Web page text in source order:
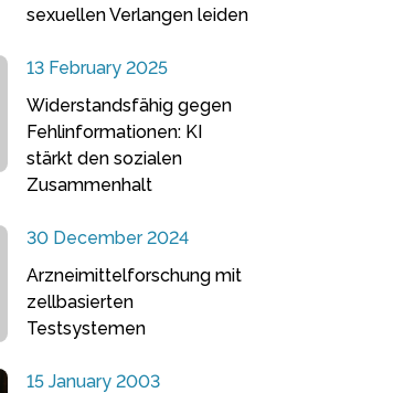
sexuellen Verlangen leiden
13 February 2025
Widerstandsfähig gegen
Fehlinformationen: KI
stärkt den sozialen
Zusammenhalt
30 December 2024
Arzneimittelforschung mit
zellbasierten
Testsystemen
15 January 2003